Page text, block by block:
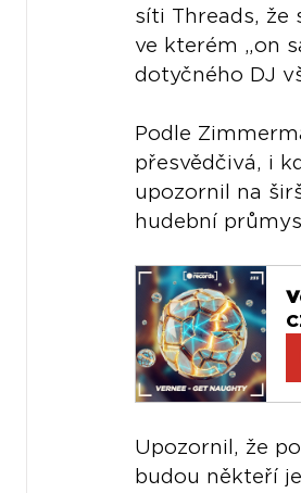
síti Threads, že
ve kterém „on
dotyčného DJ
Podle
přesvědčivá, i
upozornil na
hudební
Upozornil, že
budou někteří